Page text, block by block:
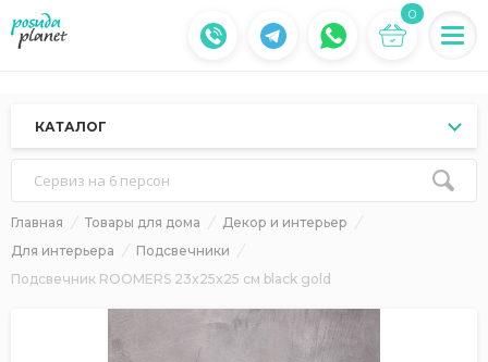
0
КАТАЛОГ
Сервиз на 6 персон
Главная Товары для дома
Декор и интерьер
Для интерьера
Подсвечники
Подсвечник ROOMERS 23x25x25 см black gold